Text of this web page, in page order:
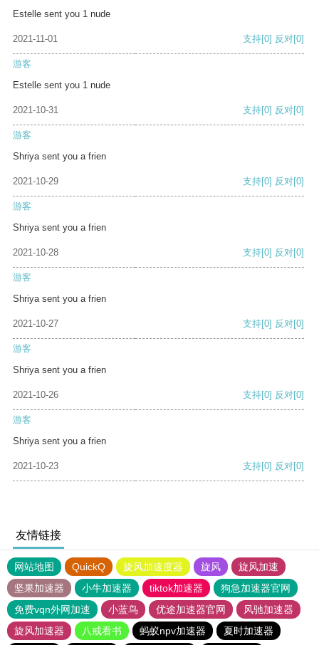
Estelle sent you 1 nude
2021-11-01 支持[0] 反对[0]
游客
Estelle sent you 1 nude
2021-10-31 支持[0] 反对[0]
游客
Shriya sent you a frien
2021-10-29 支持[0] 反对[0]
游客
Shriya sent you a frien
2021-10-28 支持[0] 反对[0]
游客
Shriya sent you a frien
2021-10-27 支持[0] 反对[0]
游客
Shriya sent you a frien
2021-10-26 支持[0] 反对[0]
游客
Shriya sent you a frien
2021-10-23 支持[0] 反对[0]
友情链接
网站地图 QuickQ 旋风加速度器 旋风
旋风加速
坚果加速器
小牛加速器 tiktok加速器
狗急加速器官网
免费vqn外网加速
小蓝鸟 优途加速器官网
风驰加速器
旋风加速器
八戒看书 蚂蚁npv加速器 夏时加速器